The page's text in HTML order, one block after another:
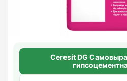
Ceresit DG